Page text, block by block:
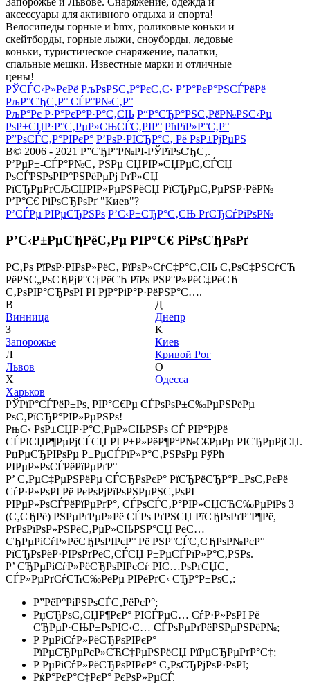
аксессуары для активного отдыха и спорта!
Велосипеды горные и bmx, роликовые коньки и
скейтборды, горные лыжи, сноуборды, ледовые
коньки, туристическое снаряжение, палатки,
спальные мешки. Известные марки и отличные
цены!
РЎСЃС‹Р»РєРё РљРѕРЅС‚Р°РєС‚С‹ Р’Р°РєР°РЅСЃРёРё
РљР°СЂС‚Р° СЃР°Р№С‚Р°
РљР°Рє Р·Р°РєР°Р·Р°С‚СЊ Р“Р°СЂР°РЅС‚РёР№РЅС‹Рµ
РѕР±СЏР·Р°С‚РµР»СЊСЃС‚РІР° РћРїР»Р°С‚Р°
Р”РѕСЃС‚Р°РІРєР° Р’РѕР·РІСЂР°С‚ Рё РѕР±РјРµРЅ
В© 2006 - 2021 Р”СЂР°Р№РІ-РЎРїРѕСЂС‚.
Р’РµР±-СЃР°Р№С‚ РЅРµ СЏРІР»СЏРµС‚СЃСЏ
РѕСЃРЅРѕРІР°РЅРёРµРј РґР»СЏ
РїСЂРµРґСЉСЏРІР»РµРЅРёСЏ РїСЂРµС‚РµРЅР·РёР№
Р’Р°С€ РіРѕСЂРѕРґ "Киев"?
Р’СЃРµ РІРµСЂРЅРѕ Р’С‹Р±СЂР°С‚СЊ РґСЂСѓРіРѕР№
Р’С‹Р±РµСЂРёС‚Рµ РІР°С€ РіРѕСЂРѕРґ
Р­С‚Рѕ РїРѕР·РІРѕР»РёС‚ РїРѕР»СѓС‡Р°С‚СЊ С‚РѕС‡РЅСѓСЋ
РёРЅС„РѕСЂРјР°С†РёСЋ РїРѕ РЅР°Р»РёС‡РёСЋ
С‚РѕРІР°СЂРѕРІ РІ РјР°РіР°Р·РёРЅР°С….
В
Винница
З
Запорожье
Л
Львов
Х
Харьков
Д
Днепр
К
Киев
Кривой Рог
О
Одесса
РЎРїР°СЃРёР±Рѕ, РІР°С€Рµ СЃРѕРѕР±С‰РµРЅРёРµ
РѕС‚РїСЂР°РІР»РµРЅРѕ!
РњС‹ РѕР±СЏР·Р°С‚РµР»СЊРЅРѕ СЃ РІР°РјРё
СЃРІСЏР¶РµРјСЃСЏ РІ Р±Р»РёР¶Р°Р№С€РµРµ РІСЂРµРјСЏ.
РџРµСЂРІРѕРµ Р±РµСЃРїР»Р°С‚РЅРѕРµ РўРћ
РІРµР»РѕСЃРёРїРµРґР°
Р’ С‚РµС‡РµРЅРёРµ СЃСЂРѕРєР° РїСЂРёСЂР°Р±РѕС‚РєРё
СѓР·Р»РѕРІ Рё РєРѕРјРїРѕРЅРµРЅС‚РѕРІ
РІРµР»РѕСЃРёРїРµРґР°, СЃРѕСЃС‚Р°РІР»СЏСЋС‰РµРіРѕ 3
(С‚СЂРё) РЅРµРґРµР»Рё СЃРѕ РґРЅСЏ РїСЂРѕРґР°Р¶Рё,
РґРѕРїРѕР»РЅРёС‚РµР»СЊРЅР°СЏ РёС…
СЂРµРіСѓР»РёСЂРѕРІРєР° Рё РЅР°СЃС‚СЂРѕР№РєР°
РїСЂРѕРёР·РІРѕРґРёС‚СЃСЏ Р±РµСЃРїР»Р°С‚РЅРѕ.
Р’ СЂРµРіСѓР»РёСЂРѕРІРєСѓ РІС…РѕРґСЏС‚
СЃР»РµРґСѓСЋС‰РёРµ РІРёРґС‹ СЂР°Р±РѕС‚:
Р”РёР°РіРЅРѕСЃС‚РёРєР°;
РџСЂРѕС‚СЏР¶РєР° РІСЃРµС… СѓР·Р»РѕРІ Рё
СЂРµР·СЊР±РѕРІС‹С… СЃРѕРµРґРёРЅРµРЅРёР№;
Р РµРіСѓР»РёСЂРѕРІРєР°
РїРµСЂРµРєР»СЋС‡РµРЅРёСЏ РїРµСЂРµРґР°С‡;
Р РµРіСѓР»РёСЂРѕРІРєР° С‚РѕСЂРјРѕР·РѕРІ;
РќР°РєР°С‡РєР° РєРѕР»РµСЃ.